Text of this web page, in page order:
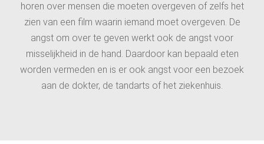
horen over mensen die moeten overgeven of zelfs het
zien van een film waarin iemand moet overgeven. De
angst om over te geven werkt ook de angst voor
misselijkheid in de hand. Daardoor kan bepaald eten
worden vermeden en is er ook angst voor een bezoek
aan de dokter, de tandarts of het ziekenhuis.